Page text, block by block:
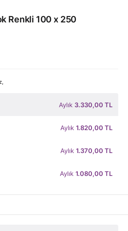
Renkli 100 x 250
Aylık 3.330,00 TL
Aylık 1.820,00 TL
Aylık 1.370,00 TL
Aylık 1.080,00 TL